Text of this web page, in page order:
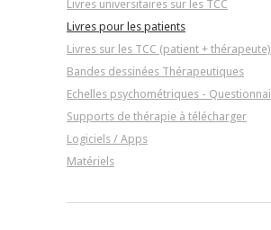
Livres universitaires sur les TCC
Livres pour les patients
Livres sur les TCC (patient + thérapeute)
Bandes dessinées Thérapeutiques
Echelles psychométriques -
Supports de thérapie à télécharger
Logiciels / Apps
Matériels